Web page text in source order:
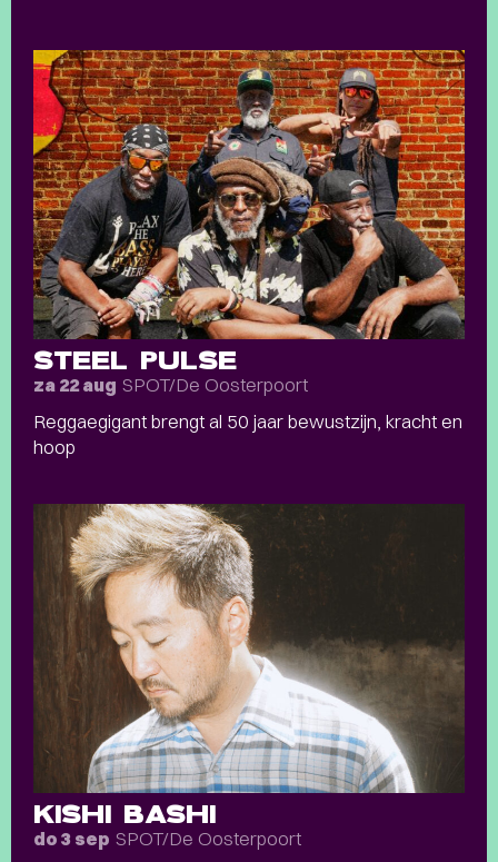
STEEL PULSE
za 22 aug SPOT/De Oosterpoort
Reggaegigant brengt al 50 jaar bewustzijn, kracht en
hoop
KISHI BASHI
do 3 sep SPOT/De Oosterpoort